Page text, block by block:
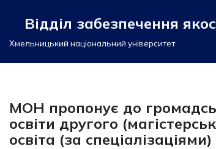
Перейти
до
вмісту
Відділ забезпечення
Хмельницький національний університет
МОН пропонує до
освіти другого
освіта (за спеціалізаціями)